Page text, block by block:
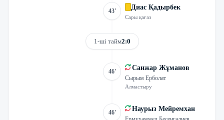
43' Диас Қадырбек
Сары қағаз
1-ші тайм2:0
46' Санжар Жұманов
Сырым Ерболат
Алмастыру
46' Наурыз Мейремхан